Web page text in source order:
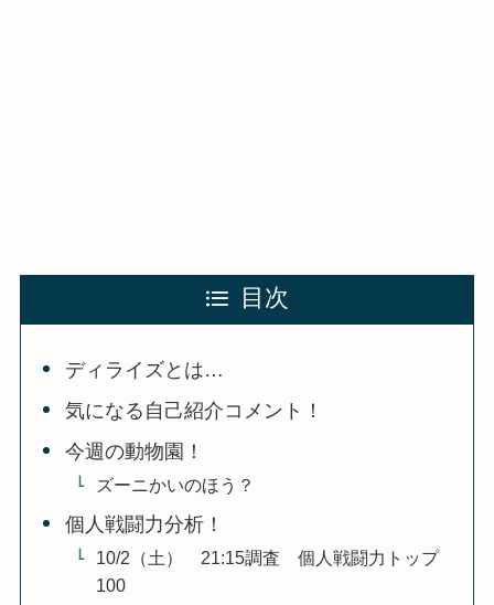
目次
ディライズとは…
気になる自己紹介コメント！
今週の動物園！
ズーニかいのほう？
個人戦闘力分析！
10/2（土） 21:15調査 個人戦闘力トップ
100